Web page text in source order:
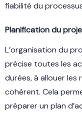
fiabilité du
Planification du
L’organisation du
précise toutes les
durées, à allouer
cohérent. Cela
préparer un plan